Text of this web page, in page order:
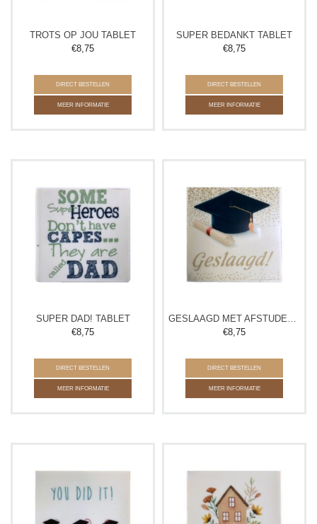
TROTS OP JOU TABLET
€8,75
DIRECT BESTELLEN
MEER INFORMATIE
SUPER BEDANKT TABLET
€8,75
DIRECT BESTELLEN
MEER INFORMATIE
SUPER DAD! TABLET
€8,75
DIRECT BESTELLEN
MEER INFORMATIE
€8,75
DIRECT BESTELLEN
MEER INFORMATIE